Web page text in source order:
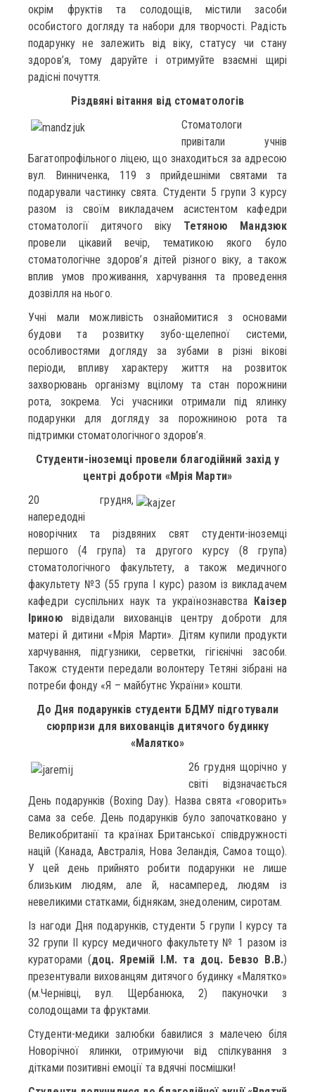
окрім фруктів та солодощів, містили засоби
особистого догляду та набори для творчості. Радість
подарунку не залежить від віку, статусу чи стану
здоров’я, тому даруйте і отримуйте взаємні щирі
радісні почуття.
Різдвяні вітання від стоматологів
Стоматологи
привітали учнів
Багатопрофільного ліцею, що знаходиться за адресою
вул. Винниченка, 119 з прийдешніми святами та
подарували частинку свята. Студенти 5 групи 3 курсу
разом із своїм викладачем асистентом кафедри
стоматології дитячого віку Тетяною Мандзюк
провели цікавий вечір, тематикою якого було
стоматологічне здоров’я дітей різного віку, а також
вплив умов проживання, харчування та проведення
дозвілля на нього.
Учні мали можливість ознайомитися з основами
будови та розвитку зубо-щелепної системи,
особливостями догляду за зубами в різні вікові
періоди, впливу характеру життя на розвиток
захворювань організму вцілому та стан порожнини
рота, зокрема. Усі учасники отримали під ялинку
подарунки для догляду за порожниною рота та
підтримки стоматологічного здоров’я.
Студенти-іноземці провели благодійний захід у
центрі доброти «Мрія Марти»
20 грудня,
напередодні
новорічних та різдвяних свят студенти-іноземці
першого (4 група) та другого курсу (8 група)
стоматологічного факультету, а також медичного
факультету №3 (55 група І курс) разом із викладачем
кафедри суспільних наук та українознавства Каізер
Іриною відвідали вихованців центру доброти для
матері й дитини «Мрія Марти». Дітям купили продукти
харчування, підгузники, серветки, гігієнічні засоби.
Також студенти передали волонтеру Тетяні зібрані на
потреби фонду «Я – майбутнє України» кошти.
До Дня подарунків студенти БДМУ підготували
сюрпризи для вихованців дитячого будинку
«Малятко»
26 грудня щорічно у
світі відзначається
День подарунків (Boxing Day). Назва свята «говорить»
сама за себе. День подарунків було започатковано у
Великобританії та країнах Британської співдружності
націй (Канада, Австралія, Нова Зеландія, Самоа тощо).
У цей день прийнято робити подарунки не лише
близьким людям, але й, насамперед, людям із
невеликими статками, біднякам, знедоленим, сиротам.
Із нагоди Дня подарунків, студенти 5 групи І курсу та
32 групи ІІ курсу медичного факультету № 1 разом із
кураторами (доц. Яремій І.М. та доц. Бевзо В.В.)
презентували вихованцям дитячого будинку «Малятко»
(м.Чернівці, вул. Щербанюка, 2) пакуночки з
солодощами та фруктами.
Студенти-медики залюбки бавилися з малечею біля
Новорічної ялинки, отримуючи від спілкування з
дітками позитивні емоції та вдячні посмішки!